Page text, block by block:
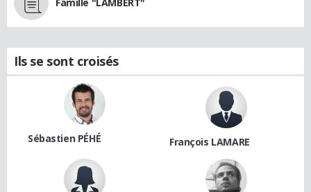
Famille "LAMBERT"
Ils se sont croisés
Sébastien PÉHÉ François LAMARE